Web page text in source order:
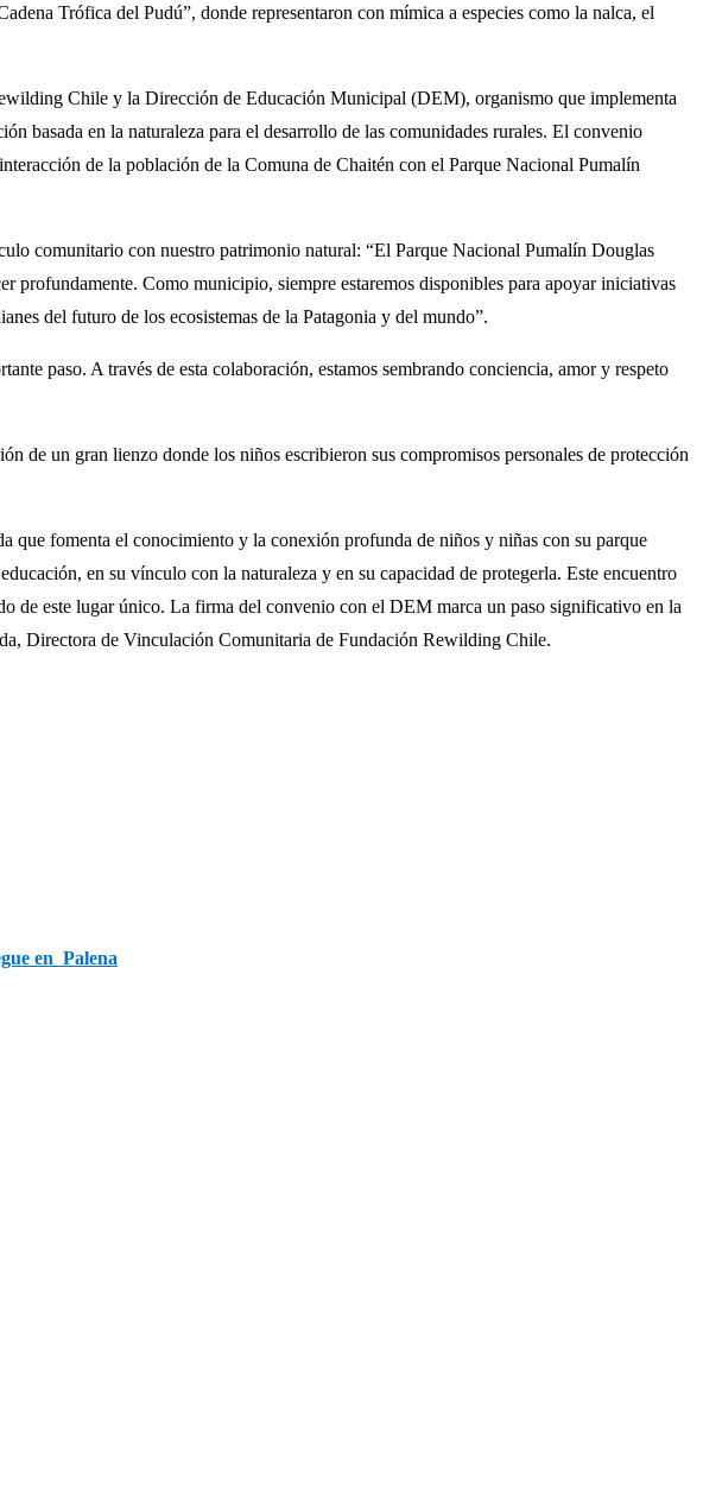
Trófica del Pudú”, donde representaron con mímica a especies como la nalca, el
Chile y la Dirección de Educación Municipal (DEM), organismo que implementa
basada en la naturaleza para el desarrollo de las comunidades rurales. El convenio
de la población de la Comuna de Chaitén con el Parque Nacional Pumalín
comunitario con nuestro patrimonio natural: “El Parque Nacional Pumalín Douglas
profundamente. Como municipio, siempre estaremos disponibles para apoyar iniciativas
del futuro de los ecosistemas de la Patagonia y del mundo”.
paso. A través de esta colaboración, estamos sembrando conciencia, amor y respeto
de un gran lienzo donde los niños escribieron sus compromisos personales de protección
que fomenta el conocimiento y la conexión profunda de niños y niñas con su parque
en su vínculo con la naturaleza y en su capacidad de protegerla. Este encuentro
de este lugar único. La firma del convenio con el DEM marca un paso significativo en la
Directora de Vinculación Comunitaria de Fundación Rewilding Chile.
en Palena